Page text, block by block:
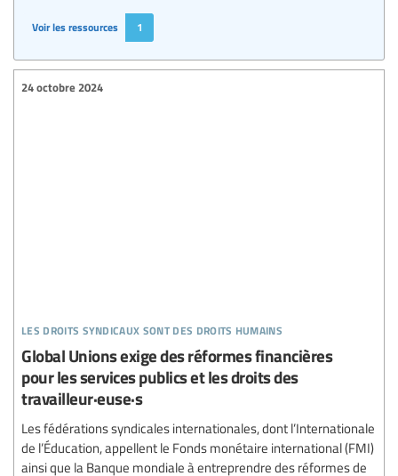
Voir les ressources 1
les droits syndicaux sont des droits humains
24 octobre 2024
Global Unions exige des réformes financières
pour les services publics et les droits des
travailleur·euse·s
Les fédérations syndicales internationales, dont l’Internationale
de l’Éducation, appellent le Fonds monétaire international (FMI)
ainsi que la Banque mondiale à entreprendre des réformes de